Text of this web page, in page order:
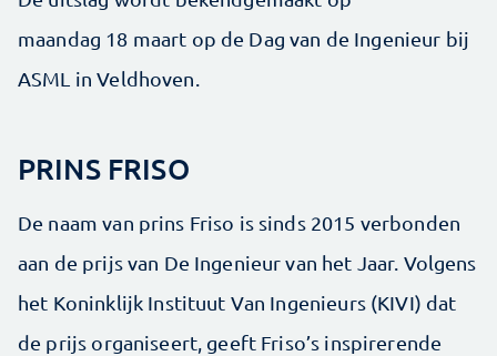
maandag 18 maart op de Dag van de Ingenieur bij
ASML in Veldhoven.
PRINS FRISO
De naam van prins Friso is sinds 2015 verbonden
aan de prijs van De Ingenieur van het Jaar. Volgens
het Koninklijk Instituut Van Ingenieurs (KIVI) dat
de prijs organiseert, geeft Friso’s inspirerende